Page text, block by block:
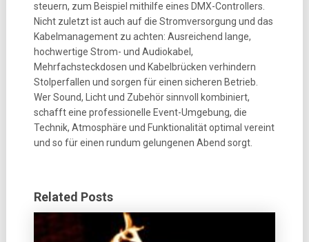
steuern, zum Beispiel mithilfe eines DMX-Controllers.
Nicht zuletzt ist auch auf die Stromversorgung und das
Kabelmanagement zu achten: Ausreichend lange,
hochwertige Strom- und Audiokabel,
Mehrfachsteckdosen und Kabelbrücken verhindern
Stolperfallen und sorgen für einen sicheren Betrieb.
Wer Sound, Licht und Zubehör sinnvoll kombiniert,
schafft eine professionelle Event-Umgebung, die
Technik, Atmosphäre und Funktionalität optimal vereint
und so für einen rundum gelungenen Abend sorgt.
Related Posts